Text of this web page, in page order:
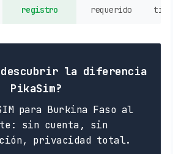
registro
requerido
la diferencia
PikaSim?
para Burkina Faso al
sin cuenta, sin
privacidad total.